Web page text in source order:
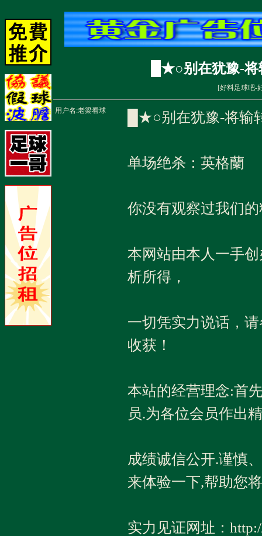
█★○别在犹豫-
[好料足球吧-
用户名:老梁看球 █★○别在犹豫-将
单场绝杀：英格蘭
你没有观察过我们
本网站由本人一手
析所得，
一切凭实力说话，
收获！
本站的经营理念:首
员.为各位会员作出
成绩诚信公开.谨慎
来体验一下,帮助您
实力见证网址：